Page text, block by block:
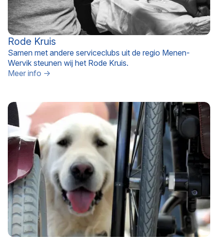
Rode Kruis
Samen met andere serviceclubs uit de regio Menen-
Wervik steunen wij het Rode Kruis.
Meer info →